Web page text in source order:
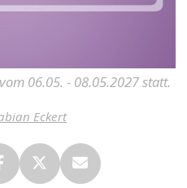
06.05. - 08.05.2027 statt.
Eckert